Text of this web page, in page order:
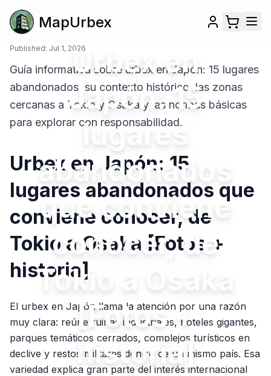
MapUrbex
Urbex en
Japón: 15
lugares
abandonados
que conviene
conocer, de
Tokio a Osaka
[Fotos +
historia]
Published: Jul 1, 2026
Guía informativa sobre urbex en Japón: 15 lugares
abandonados, su contexto histórico, las zonas
cercanas a Tokio y Osaka y las normas básicas
para explorar con responsabilidad.
Urbex en Japón: 15
lugares abandonados que
conviene conocer, de
Tokio a Osaka [Fotos +
historia]
El urbex en Japón llama la atención por una razón
muy clara: reúne ruinas industriales, hoteles gigantes,
parques temáticos cerrados, complejos turísticos en
declive y restos militares dentro de un mismo país. Esa
variedad explica gran parte del interés internacional